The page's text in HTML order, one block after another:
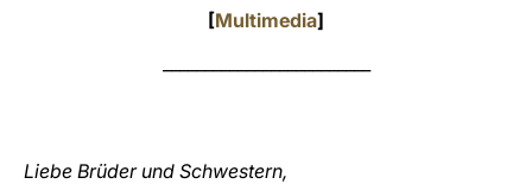
[Multimedia]
Liebe Brüder und Schwestern,